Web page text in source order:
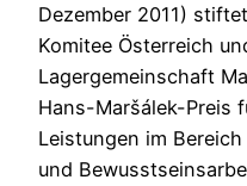
Dezember 2011)
Komitee Österreich
Lagergemeinschaft
Hans-Maršálek-Preis
Leistungen im
und